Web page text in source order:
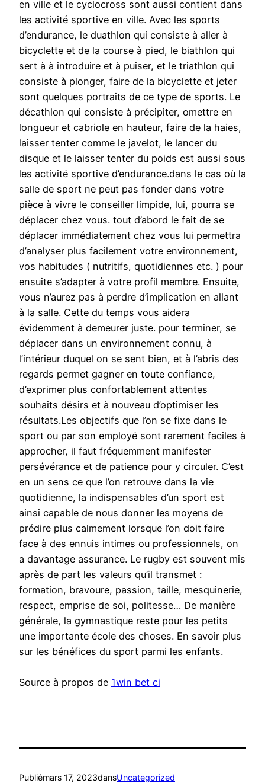
en ville et le cyclocross sont aussi contient dans
les activité sportive en ville. Avec les sports
d’endurance, le duathlon qui consiste à aller à
bicyclette et de la course à pied, le biathlon qui
sert à à introduire et à puiser, et le triathlon qui
consiste à plonger, faire de la bicyclette et jeter
sont quelques portraits de ce type de sports. Le
décathlon qui consiste à précipiter, omettre en
longueur et cabriole en hauteur, faire de la haies,
laisser tenter comme le javelot, le lancer du
disque et le laisser tenter du poids est aussi sous
les activité sportive d’endurance.dans le cas où la
salle de sport ne peut pas fonder dans votre
pièce à vivre le conseiller limpide, lui, pourra se
déplacer chez vous. tout d’abord le fait de se
déplacer immédiatement chez vous lui permettra
d’analyser plus facilement votre environnement,
vos habitudes ( nutritifs, quotidiennes etc. ) pour
ensuite s’adapter à votre profil membre. Ensuite,
vous n’aurez pas à perdre d’implication en allant
à la salle. Cette du temps vous aidera
évidemment à demeurer juste. pour terminer, se
déplacer dans un environnement connu, à
l’intérieur duquel on se sent bien, et à l’abris des
regards permet gagner en toute confiance,
d’exprimer plus confortablement attentes
souhaits désirs et à nouveau d’optimiser les
résultats.Les objectifs que l’on se fixe dans le
sport ou par son employé sont rarement faciles à
approcher, il faut fréquemment manifester
persévérance et de patience pour y circuler. C’est
en un sens ce que l’on retrouve dans la vie
quotidienne, la indispensables d’un sport est
ainsi capable de nous donner les moyens de
prédire plus calmement lorsque l’on doit faire
face à des ennuis intimes ou professionnels, on
a davantage assurance. Le rugby est souvent mis
après de part les valeurs qu’il transmet :
formation, bravoure, passion, taille, mesquinerie,
respect, emprise de soi, politesse… De manière
générale, la gymnastique reste pour les petits
une importante école des choses. En savoir plus
sur les bénéfices du sport parmi les enfants.
Source à propos de 1win bet ci
Publiémars 17, 2023dansUncategorized